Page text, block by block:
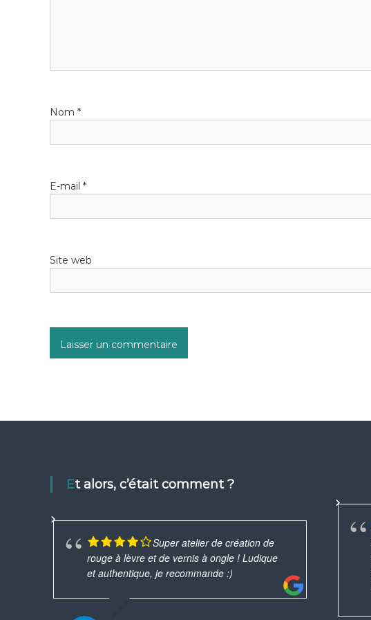
Nom *
E-mail *
Site web
Et alors, c’était comment ?
Super atelier de création de
rouge à lèvre et de vernis à ongle ! Ludique
et authentique, je recommande :)